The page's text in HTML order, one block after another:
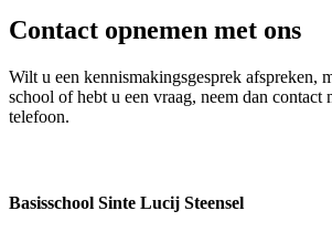
Contact opnemen met ons
Wilt u een kennismakingsgesprek afspreken,
school of hebt u een vraag, neem dan contact
telefoon.
Basisschool Sinte Lucij Steensel